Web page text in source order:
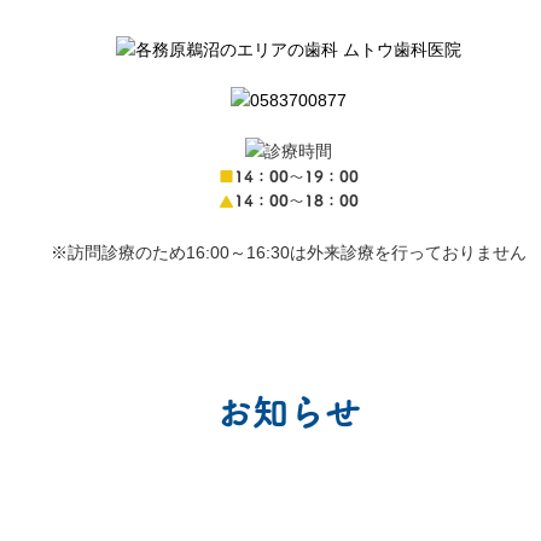
■14：00〜19：00
▲14：00〜18：00
※訪問診療のため16:00～16:30は外来診療を行っておりません
お知らせ